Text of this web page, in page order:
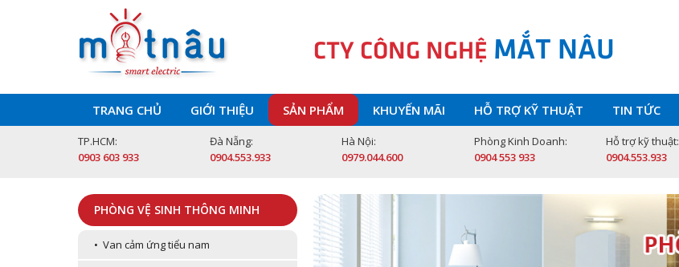
CTY CÔNG NGHỆ MẮT NÂU
TRANG CHỦ GIỚI THIỆU SẢN PHẨM KHUYẾN MÃI HỖ TRỢ KỸ THUẬT TIN TỨC
TP.HCM:
0903 603 933
Đà Nẵng:
0904.553.933
Hà Nội:
0979.044.600
Phòng Kinh Doanh:
0904 553 933
Hỗ trợ kỹ thuật:
0904.553.933
PHÒNG VỆ SINH THÔNG MINH
• Van cảm ứng tiểu nam